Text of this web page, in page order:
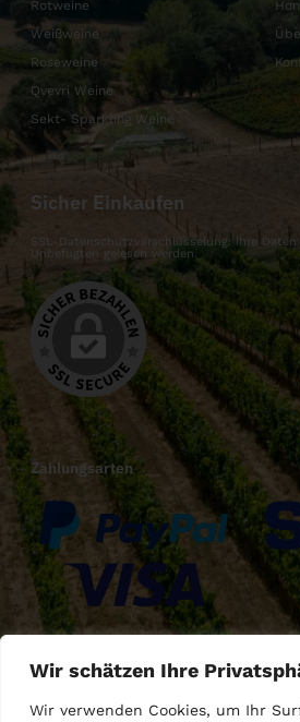
Wir schätzen Ihre
Wir verwenden Cookies, um Ihr
Rotweine
Weißweine
Roseweine
Qvevri Weine
Sekt- Sparkling Weine
Sicher Einkaufen
SSL-Datenschutzverschlüsselung: Ihre
Unbefugten gelesen werden.
Zahlungsarten
Versandarten